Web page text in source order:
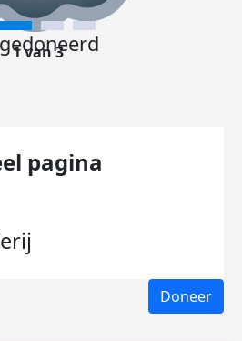
1 van 3
pagina
Doneer